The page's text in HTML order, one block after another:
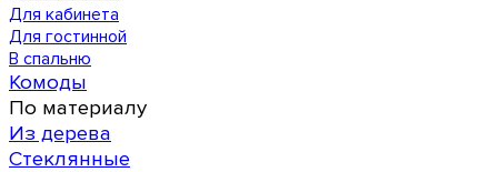
Для кабинета
Для гостинной
В спальню
Комоды
По материалу
Из дерева
Стеклянные